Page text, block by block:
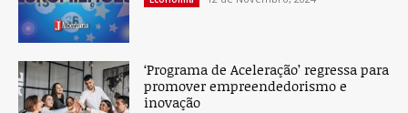
‘Programa de Aceleração’ regressa para
promover empreendedorismo e
inovação